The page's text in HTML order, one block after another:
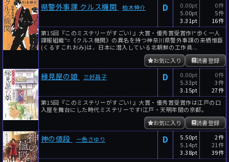
県警外事課 クルス機関 柏木伸介 D
0.00pt
5.00pt
3.31pt
0件
5件
16件
第15回『このミステリーがすごい! 』大賞・優秀賞受賞作!“歩く一人
諜報組織"=《クルス機関》の異名を持つ神奈川県警外事課の来栖惟臣
(くるすこれおみ)は、日本に潜入している北朝鮮の工作員...
読書登録
お気に入り
縁見屋の娘 三好昌子 D
0.00pt
5.33pt
3.15pt
0件
3件
27件
第15回『このミステリーがすごい! 』大賞・優秀賞受賞作は江戸の口
入屋を舞台にした時代ミステリーです!江戸・天明年間の京都。
読書登録
お気に入り
神の値段 一色さゆり D
5.50pt
5.14pt
3.38pt
2件
21件
39件